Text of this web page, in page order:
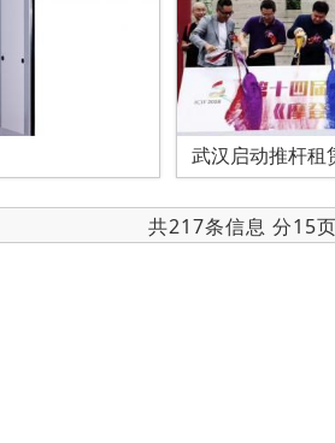
武汉启动推杆租
共217条信息 分15